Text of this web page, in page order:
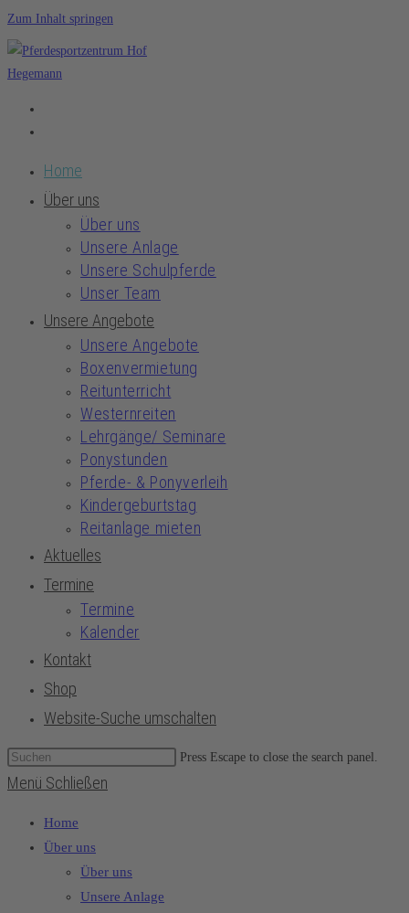
Zum Inhalt springen
Home
Über uns
Über uns
Unsere Anlage
Unsere Schulpferde
Unser Team
Unsere Angebote
Unsere Angebote
Boxenvermietung
Reitunterricht
Westernreiten
Lehrgänge/ Seminare
Ponystunden
Pferde- & Ponyverleih
Kindergeburtstag
Reitanlage mieten
Aktuelles
Termine
Termine
Kalender
Kontakt
Shop
Website-Suche umschalten
Press Escape to close the search panel.
Menü Schließen
Home
Über uns
Über uns
Unsere Anlage